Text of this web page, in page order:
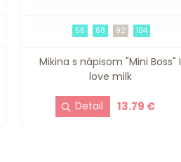
Mikina s nápisom "Mini Boss" I
love milk
13.79 €
56 68 92 104